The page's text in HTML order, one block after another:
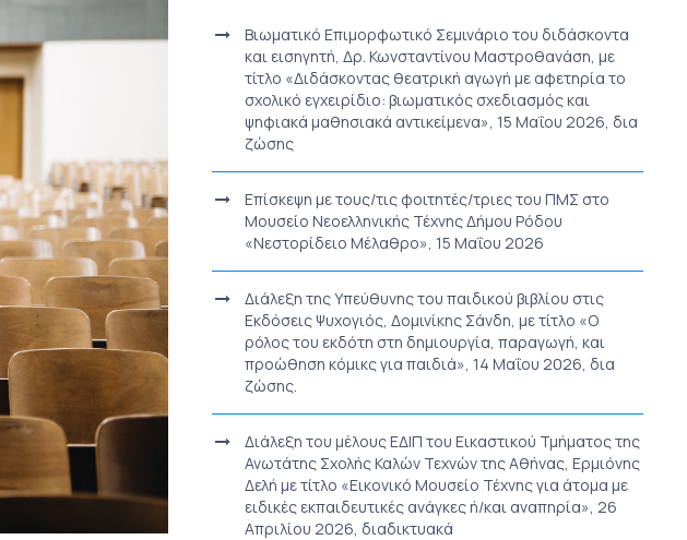
Βιωματικό Επιμορφωτικό Σεμινάριο του διδάσκοντα
και εισηγητή, Δρ. Κωνσταντίνου Μαστροθανάση, με
τίτλο «Διδάσκοντας θεατρική αγωγή με αφετηρία το
σχολικό εγχειρίδιο: βιωματικός σχεδιασμός και
ψηφιακά μαθησιακά αντικείμενα», 15 Μαΐου 2026, δια
ζώσης
Επίσκεψη με τους/τις φοιτητές/τριες του ΠΜΣ στο
Μουσείο Νεοελληνικής Τέχνης Δήμου Ρόδου
«Νεστορίδειο Μέλαθρο», 15 Μαΐου 2026
Διάλεξη της Υπεύθυνης του παιδικού βιβλίου στις
Εκδόσεις Ψυχογιός, Δομινίκης Σάνδη, με τίτλο «Ο
ρόλος του εκδότη στη δημιουργία, παραγωγή, και
προώθηση κόμικς για παιδιά», 14 Μαΐου 2026, δια
ζώσης.
Διάλεξη του μέλους ΕΔΙΠ του Εικαστικού Τμήματος της
Ανωτάτης Σχολής Καλών Τεχνών της Αθήνας, Ερμιόνης
Δελή με τίτλο «Εικονικό Μουσείο Τέχνης για άτομα με
ειδικές εκπαιδευτικές ανάγκες ή/και αναπηρία», 26
Απριλίου 2026, διαδικτυακά